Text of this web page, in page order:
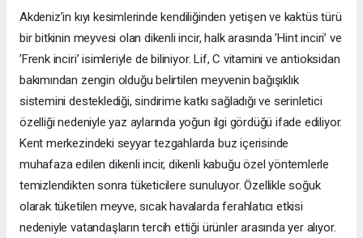
Akdeniz’in kıyı kesimlerinde kendiliğinden yetişen ve kaktüs türü
bir bitkinin meyvesi olan dikenli incir, halk arasında ’Hint inciri’ ve
’Frenk inciri’ isimleriyle de biliniyor. Lif, C vitamini ve antioksidan
bakımından zengin olduğu belirtilen meyvenin bağışıklık
sistemini desteklediği, sindirime katkı sağladığı ve serinletici
özelliği nedeniyle yaz aylarında yoğun ilgi gördüğü ifade ediliyor.
Kent merkezindeki seyyar tezgahlarda buz içerisinde
muhafaza edilen dikenli incir, dikenli kabuğu özel yöntemlerle
temizlendikten sonra tüketicilere sunuluyor. Özellikle soğuk
olarak tüketilen meyve, sıcak havalarda ferahlatıcı etkisi
nedeniyle vatandaşların tercih ettiği ürünler arasında yer alıyor.